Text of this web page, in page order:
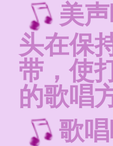
美
头在保
带，使
的歌唱
歌